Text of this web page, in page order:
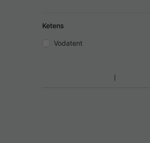
Ketens
Vodatent